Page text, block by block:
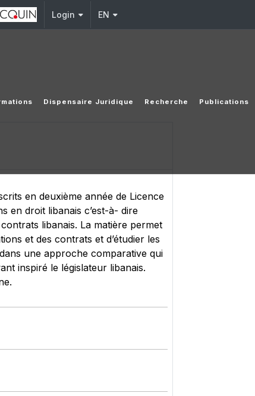
Login EN
Dispensaire Juridique Recherche Publications
en deuxième année de Licence
en droit libanais c’est-à- dire
libanais. La matière permet
et des contrats et d’étudier les
une approche comparative qui
inspiré le législateur libanais.